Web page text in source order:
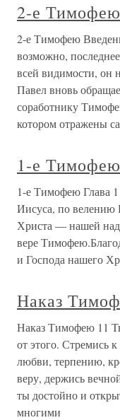
2-е Тимофею
2-е Тимофею
возможно,
всей видимости, он
Павел вновь
соработнику
котором отражены
1-е Тимофею
1-е Тимофею Глава
Иисуса, по велению
Христа — нашей
вере
и Господа нашего
Наказ
Наказ Тимофею 11
от этого. Стремись
любви, терпению,
веру, держись
ты достойно и
многими